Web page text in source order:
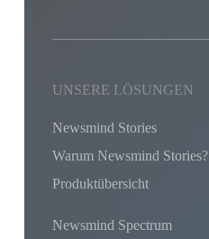
UNSERE LÖSUNGEN
Newsmind Stories
Warum Newsmind Stories?
Produktübersicht
Newsmind Spectrum